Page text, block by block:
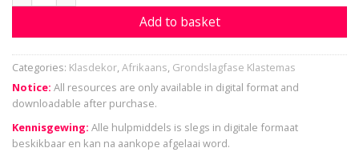
Add to basket
Categories: Klasdekor,Afrikaans, Grondslagfase Klastemas
Notice: All resources are only available in digital format and
downloadable after purchase.
Kennisgewing: Alle hulpmiddels is slegs in digitale formaat
beskikbaar en kan na aankope afgelaai word.